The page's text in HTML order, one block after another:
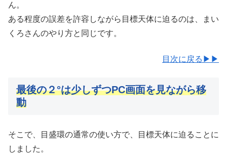
ん。
ある程度の誤差を許容しながら目標天体に迫るのは、まい
くろさんのやり方と同じです。
目次に戻る▶▶
最後の２°は少しずつPC画面を見ながら移
動
そこで、目盛環の通常の使い方で、目標天体に迫ることに
しました。